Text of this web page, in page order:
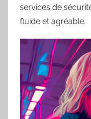
services de
fluide et agréable.